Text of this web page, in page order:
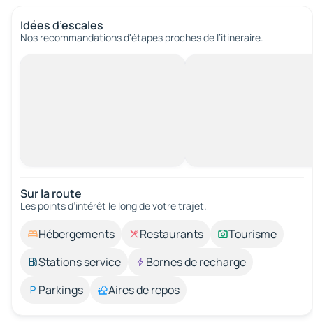
Idées d’escales
Nos recommandations d'étapes proches de l’itinéraire.
Sur la route
Les points d’intérêt le long de votre trajet.
Hébergements Restaurants
Tourisme
Stations service
Bornes de recharge
Parkings
Aires de repos